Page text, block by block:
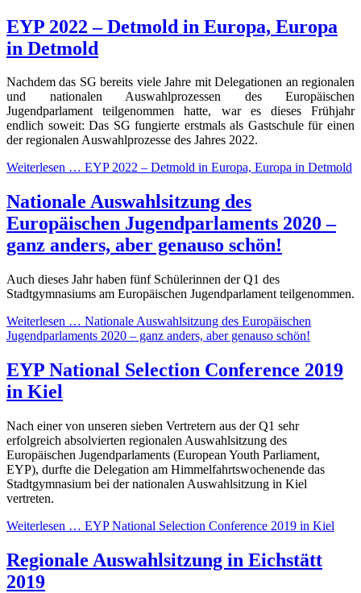
EYP 2022 – Detmold in Europa, Europa
in Detmold
Nachdem das SG bereits viele Jahre mit Delegationen an regionalen
und nationalen Auswahlprozessen des Europäischen
Jugendparlament teilgenommen hatte, war es dieses Frühjahr
endlich soweit: Das SG fungierte erstmals als Gastschule für einen
der regionalen Auswahlprozesse des Jahres 2022.
Weiterlesen … EYP 2022 – Detmold in Europa, Europa in Detmold
Nationale Auswahlsitzung des
Europäischen Jugendparlaments 2020 –
ganz anders, aber genauso schön!
Auch dieses Jahr haben fünf Schülerinnen der Q1 des
Stadtgymnasiums am Europäischen Jugendparlament teilgenommen.
Weiterlesen … Nationale Auswahlsitzung des Europäischen
Jugendparlaments 2020 – ganz anders, aber genauso schön!
EYP National Selection Conference 2019
in Kiel
Nach einer von unseren sieben Vertretern aus der Q1 sehr
erfolgreich absolvierten regionalen Auswahlsitzung des
Europäischen Jugendparlaments (European Youth Parliament,
EYP), durfte die Delegation am Himmelfahrtswochenende das
Stadtgymnasium bei der nationalen Auswahlsitzung in Kiel
vertreten.
Weiterlesen … EYP National Selection Conference 2019 in Kiel
Regionale Auswahlsitzung in Eichstätt
2019